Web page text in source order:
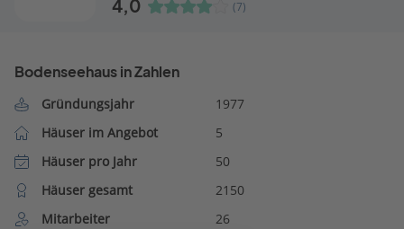
4,0 (7)
Bodenseehaus in Zahlen
Gründungsjahr
1977
Häuser im Angebot
5
Häuser pro Jahr
50
Häuser gesamt
2150
Mitarbeiter
26